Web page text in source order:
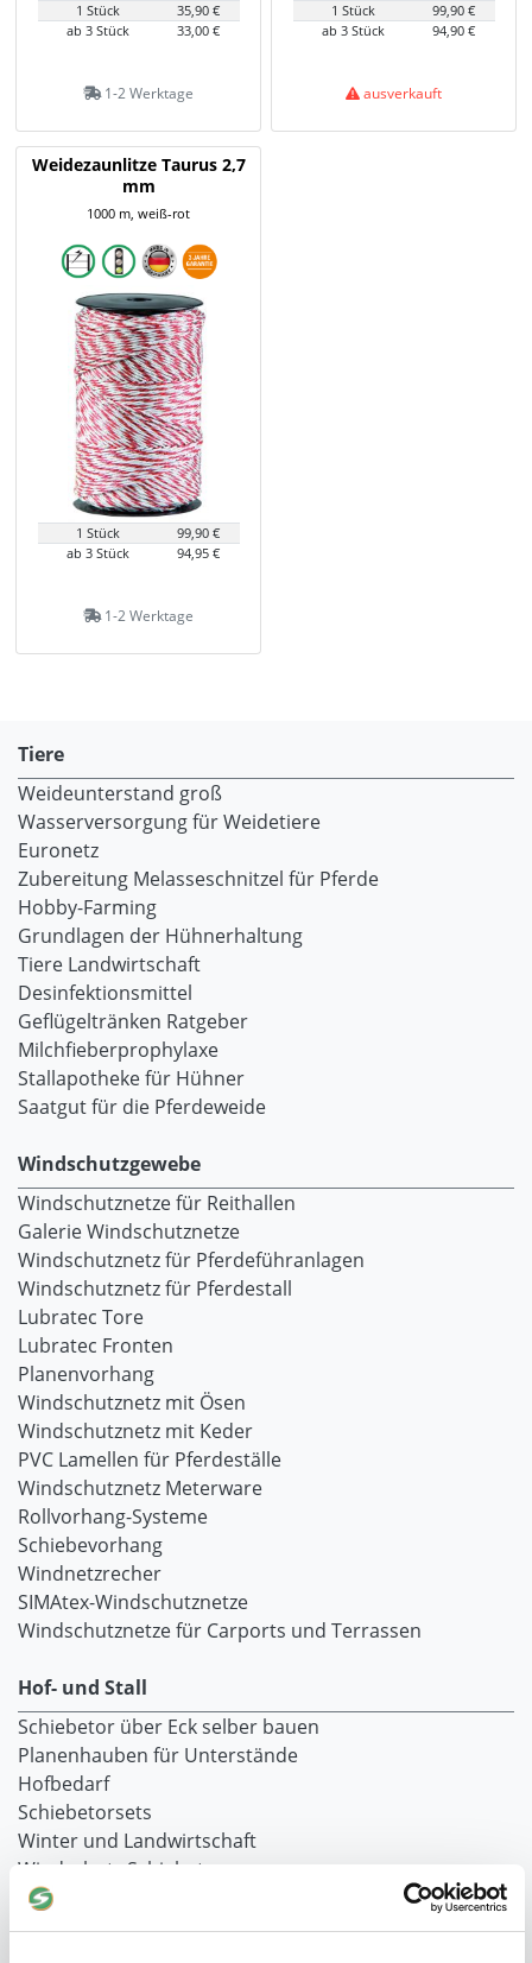
1 Stück
35,90 €
ab 3 Stück
33,00 €
1-2 Werktage
1 Stück
99,90 €
ab 3 Stück
94,90 €
ausverkauft
Weidezaunlitze Taurus 2,7
mm
1000 m, weiß-rot
1 Stück
99,90 €
ab 3 Stück
94,95 €
1-2 Werktage
Tiere
Weideunterstand groß
Wasserversorgung für Weidetiere
Euronetz
Zubereitung Melasseschnitzel für Pferde
Hobby-Farming
Grundlagen der Hühnerhaltung
Tiere Landwirtschaft
Desinfektionsmittel
Geflügeltränken Ratgeber
Milchfieberprophylaxe
Stallapotheke für Hühner
Saatgut für die Pferdeweide
Windschutzgewebe
Windschutznetze für Reithallen
Galerie Windschutznetze
Windschutznetz für Pferdeführanlagen
Windschutznetz für Pferdestall
Lubratec Tore
Lubratec Fronten
Planenvorhang
Windschutznetz mit Ösen
Windschutznetz mit Keder
PVC Lamellen für Pferdeställe
Windschutznetz Meterware
Rollvorhang-Systeme
Schiebevorhang
Windnetzrecher
SIMAtex-Windschutznetze
Windschutznetze für Carports und Terrassen
Hof- und Stall
Schiebetor über Eck selber bauen
Planenhauben für Unterstände
Hofbedarf
Schiebetorsets
Winter und Landwirtschaft
Windschutz Schiebetor
Windschutznetz für Pferdestall
FAQ Schiebetorbau